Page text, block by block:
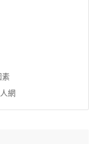
素
網